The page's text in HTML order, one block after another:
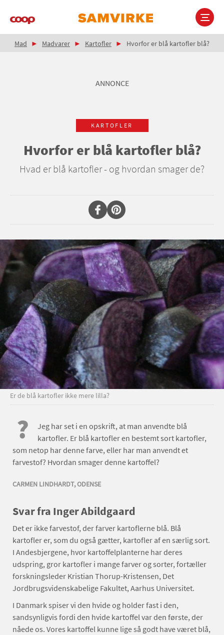
Main
Brødkrumme
Mad Madvarer Kartofler Hvorfor er blå kartofler blå?
ANNONCE
KARTOFLER
Hvorfor er blå kartofler blå?
Hvad er blå kartofler - og hvordan smager de?
Er de blå kartofler ikke mere lilla?
?
Jeg har set i en opskrift, at man anvendte blå
kartofler. Er blå kartofler en bestemt sort kartofler,
som netop har denne farve, eller har man anvendt et
farvestof? Hvordan smager denne kartoffel?
CARMEN LINDHARDT, ODENSE
Svar fra Inger Abildgaard
Det er ikke farvestof, der farver kartoflerne blå. Blå
kartofler er, som du også gætter, kartofler af en særlig sort.
I Andesbjergene, hvor kartoffelplanterne har deres
udspring, gror kartofler i mange farver og sorter, fortæller
forskningsleder Kristian Thorup-Kristensen, Det
Jordbrugsvidenskabelige Fakultet, Aarhus Universitet.
I Danmark spiser vi den hvide og holder fast i den,
sandsynligvis fordi den hvide kartoffel var den første, der
nåede os. Vores kartoffel kunne lige så godt have været blå,